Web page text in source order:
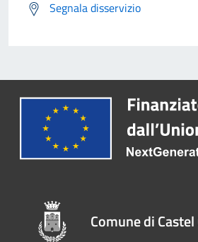
Segnala disservizio
Comune di